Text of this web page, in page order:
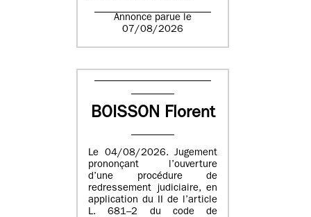
Annonce parue le
07/08/2026
BOISSON Florent
Le 04/08/2026. Jugement
prononçant l’ouverture
d’une procédure de
redressement judiciaire, en
application du II de l’article
L. 681–2 du code de